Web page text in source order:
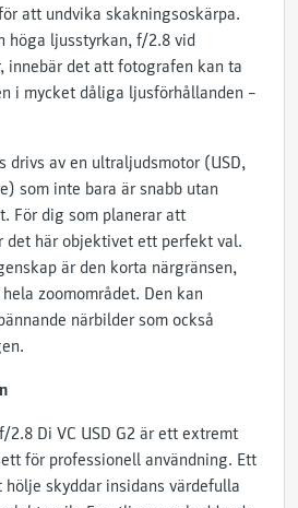
att undvika skakningsoskärpa.
höga ljusstyrkan, f/2.8 vid
innebär det att fotografen kan ta
i mycket dåliga ljusförhållanden –
drivs av en ultraljudsmotor (USD,
som inte bara är snabb utan
För dig som planerar att
det här objektivet ett perfekt val.
är den korta närgränsen,
zoomområdet. Den kan
närbilder som också
2.8 Di VC USD G2 är ett extremt
för professionell användning. Ett
skyddar insidans värdefulla